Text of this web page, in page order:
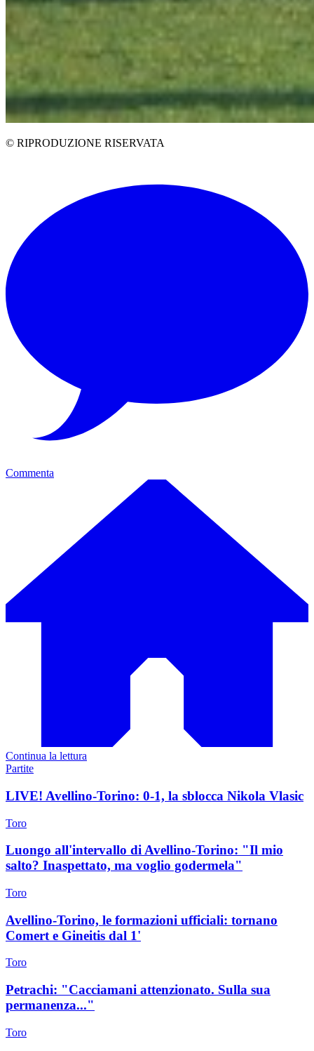
© RIPRODUZIONE RISERVATA
Commenta
Continua la lettura
Partite
LIVE! Avellino-Torino: 0-1, la sblocca Nikola Vlasic
Toro
Luongo all'intervallo di Avellino-Torino: "Il mio
salto? Inaspettato, ma voglio godermela"
Toro
Avellino-Torino, le formazioni ufficiali: tornano
Comert e Gineitis dal 1'
Toro
Petrachi: "Cacciamani attenzionato. Sulla sua
permanenza..."
Toro